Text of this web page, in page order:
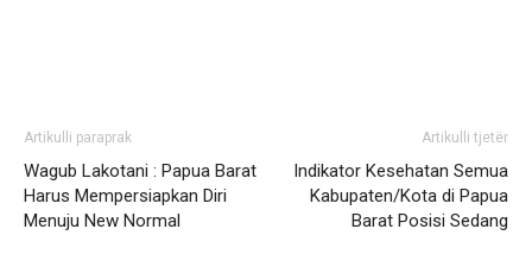
Artikulli paraprak
Wagub Lakotani : Papua Barat
Harus Mempersiapkan Diri
Menuju New Normal
Artikulli tjetër
Indikator Kesehatan Semua
Kabupaten/Kota di Papua
Barat Posisi Sedang